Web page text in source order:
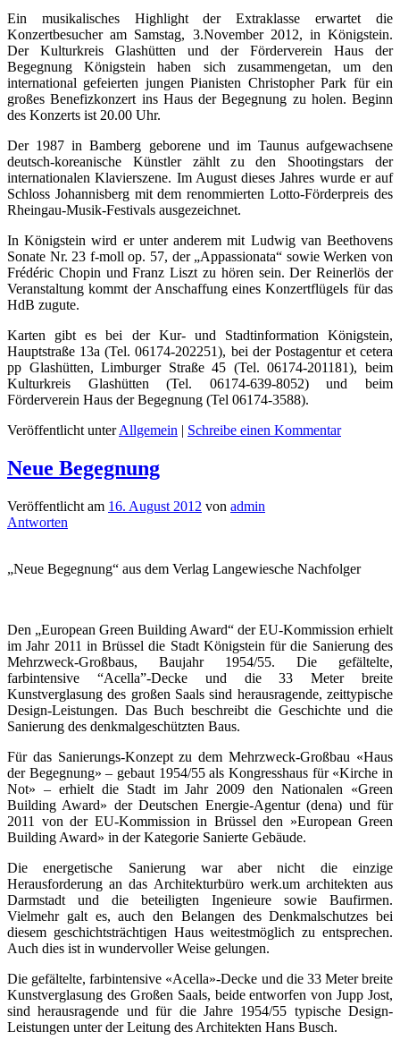
Ein musikalisches Highlight der Extraklasse erwartet die
Konzertbesucher am Samstag, 3.November 2012, in Königstein.
Der Kulturkreis Glashütten und der Förderverein Haus der
Begegnung Königstein haben sich zusammengetan, um den
international gefeierten jungen Pianisten Christopher Park für ein
großes Benefizkonzert ins Haus der Begegnung zu holen. Beginn
des Konzerts ist 20.00 Uhr.
Der 1987 in Bamberg geborene und im Taunus aufgewachsene
deutsch-koreanische Künstler zählt zu den Shootingstars der
internationalen Klavierszene. Im August dieses Jahres wurde er auf
Schloss Johannisberg mit dem renommierten Lotto-Förderpreis des
Rheingau-Musik-Festivals ausgezeichnet.
In Königstein wird er unter anderem mit Ludwig van Beethovens
Sonate Nr. 23 f-moll op. 57, der „Appassionata“ sowie Werken von
Frédéric Chopin und Franz Liszt zu hören sein. Der Reinerlös der
Veranstaltung kommt der Anschaffung eines Konzertflügels für das
HdB zugute.
Karten gibt es bei der Kur- und Stadtinformation Königstein,
Hauptstraße 13a (Tel. 06174-202251), bei der Postagentur et cetera
pp Glashütten, Limburger Straße 45 (Tel. 06174-201181), beim
Kulturkreis Glashütten (Tel. 06174-639-8052) und beim
Förderverein Haus der Begegnung (Tel 06174-3588).
Veröffentlicht unter Allgemein | Schreibe einen Kommentar
Neue Begegnung
Veröffentlicht am 16. August 2012 von admin
Antworten
„Neue Begegnung“ aus dem Verlag Langewiesche Nachfolger
Den „European Green Building Award“ der EU-Kommission erhielt
im Jahr 2011 in Brüssel die Stadt Königstein für die Sanierung des
Mehrzweck-Großbaus, Baujahr 1954/55. Die gefältelte,
farbintensive “Acella”-Decke und die 33 Meter breite
Kunstverglasung des großen Saals sind herausragende, zeittypische
Design-Leistungen. Das Buch beschreibt die Geschichte und die
Sanierung des denkmalgeschützten Baus.
Für das Sanierungs-Konzept zu dem Mehrzweck-Großbau «Haus
der Begegnung» – gebaut 1954/55 als Kongresshaus für «Kirche in
Not» – erhielt die Stadt im Jahr 2009 den Nationalen «Green
Building Award» der Deutschen Energie-Agentur (dena) und für
2011 von der EU-Kommission in Brüssel den »European Green
Building Award» in der Kategorie Sanierte Gebäude.
Die energetische Sanierung war aber nicht die einzige
Herausforderung an das Architekturbüro werk.um architekten aus
Darmstadt und die beteiligten Ingenieure sowie Baufirmen.
Vielmehr galt es, auch den Belangen des Denkmalschutzes bei
diesem geschichtsträchtigen Haus weitestmöglich zu entsprechen.
Auch dies ist in wundervoller Weise gelungen.
Die gefältelte, farbintensive «Acella»-Decke und die 33 Meter breite
Kunstverglasung des Großen Saals, beide entworfen von Jupp Jost,
sind herausragende und für die Jahre 1954/55 typische Design-
Leistungen unter der Leitung des Architekten Hans Busch.